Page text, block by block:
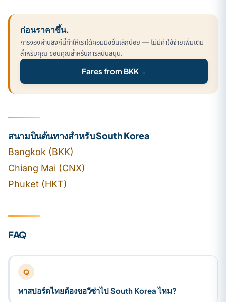
ก่อนราคาขึ้น.
การจองผ่านลิงก์นี้ทำให้เราได้คอมมิชชั่นเล็กน้อย — ไม่มีค่าใช้จ่ายเพิ่มเติม
สำหรับคุณ ขอบคุณสำหรับการสนับสนุน.
Fares from BKK→
สนามบินต้นทางสำหรับ South Korea
Bangkok (BKK)
Chiang Mai (CNX)
Phuket (HKT)
FAQ
Q
พาสปอร์ตไทยต้องขอวีซ่าไป South Korea ไหม?